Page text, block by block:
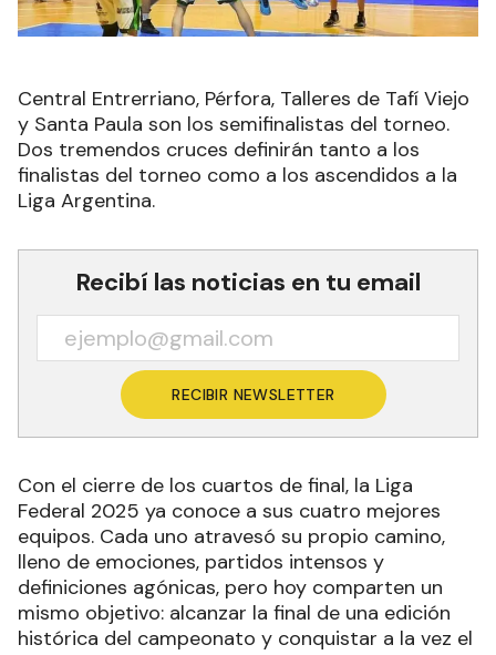
Central Entrerriano, Pérfora, Talleres de Tafí Viejo
y Santa Paula son los semifinalistas del torneo.
Dos tremendos cruces definirán tanto a los
finalistas del torneo como a los ascendidos a la
Liga Argentina.
Recibí las noticias en tu email
RECIBIR NEWSLETTER
Con el cierre de los cuartos de final, la Liga
Federal 2025 ya conoce a sus cuatro mejores
equipos. Cada uno atravesó su propio camino,
lleno de emociones, partidos intensos y
definiciones agónicas, pero hoy comparten un
mismo objetivo: alcanzar la final de una edición
histórica del campeonato y conquistar a la vez el